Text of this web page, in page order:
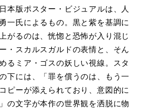
本版ポスター・ビジュアルは、人
一氏によるもの。黒と紫を基調に
がるのは、恍惚と恐怖が入り混じ
・スカルスガルドの表情と、そん
るミア・ゴスの妖しい視線。スタ
下には、「罪を償うのは、もう一
ピーが添えられており、意図的に
の文字が本作の世界観を洒脱に物